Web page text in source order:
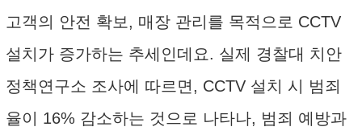
고객의 안전 확보, 매장 관리를 목적으로 CCTV
설치가 증가하는 추세인데요. 실제 경찰대 치안
정책연구소 조사에 따르면, CCTV 설치 시 범죄
율이 16% 감소하는 것으로 나타나, 범죄 예방과